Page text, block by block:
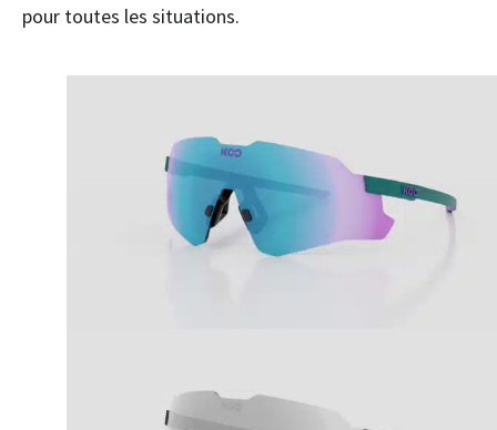
pour toutes les situations.